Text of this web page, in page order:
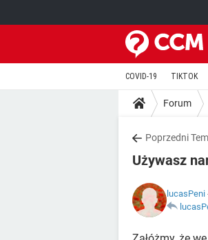
COVID-19 TIKTOK
Forum
Poprzedni
Używasz
lucasPeni